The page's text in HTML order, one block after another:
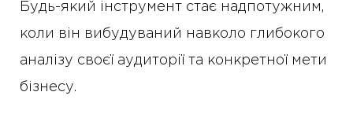
Будь-який інструмент стає надпотужним,
коли він вибудуваний навколо глибокого
аналізу своєї аудиторії та конкретної мети
бізнесу.